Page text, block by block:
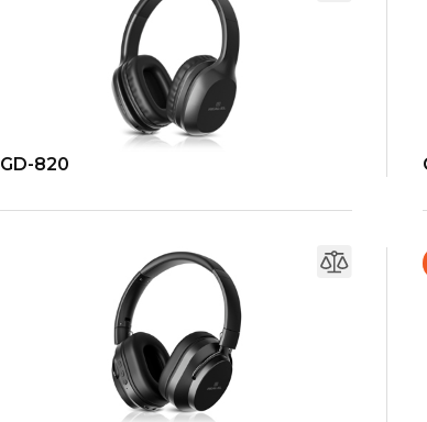
GD-820